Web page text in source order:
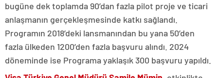
bugüne dek toplamda 90’dan fazla pilot proje ve ticari
anlaşmanın gerçekleşmesinde katkı sağlandı.
Programın 2018’deki lansmanından bu yana 50’den
fazla ülkeden 1200’den fazla başvuru alındı. 2024
döneminde ise Programa yaklaşık 300 başvuru yapıldı.